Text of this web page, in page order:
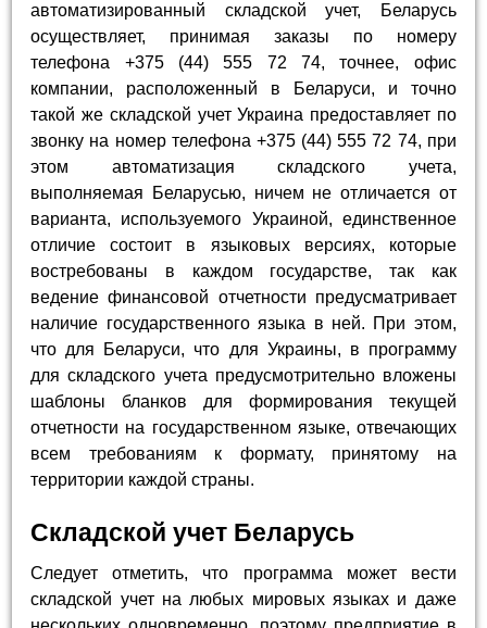
автоматизированный складской учет, Беларусь
осуществляет, принимая заказы по номеру
телефона +375 (44) 555 72 74, точнее, офис
компании, расположенный в Беларуси, и точно
такой же складской учет Украина предоставляет по
звонку на номер телефона +375 (44) 555 72 74, при
этом автоматизация складского учета,
выполняемая Беларусью, ничем не отличается от
варианта, используемого Украиной, единственное
отличие состоит в языковых версиях, которые
востребованы в каждом государстве, так как
ведение финансовой отчетности предусматривает
наличие государственного языка в ней. При этом,
что для Беларуси, что для Украины, в программу
для складского учета предусмотрительно вложены
шаблоны бланков для формирования текущей
отчетности на государственном языке, отвечающих
всем требованиям к формату, принятому на
территории каждой страны.
Складской учет Беларусь
Следует отметить, что программа может вести
складской учет на любых мировых языках и даже